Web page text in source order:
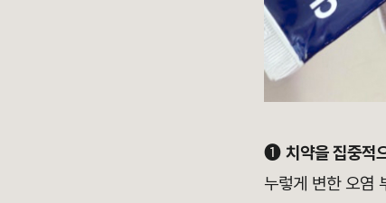
➊ 치약을 집중적
누렇게 변한 오염